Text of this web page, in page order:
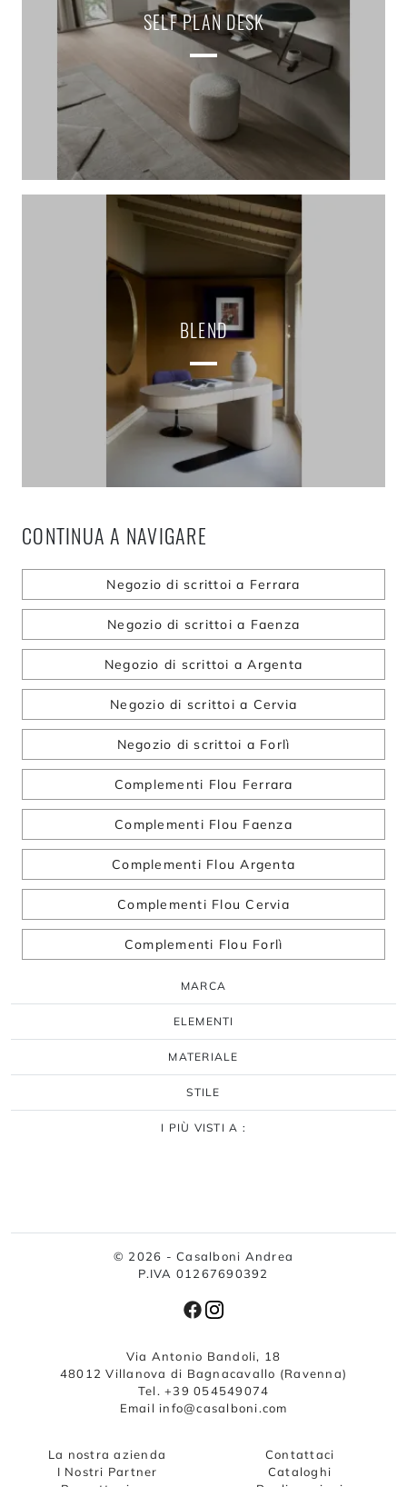
SELF PLAN DESK
BLEND
CONTINUA A NAVIGARE
Negozio di scrittoi a Ferrara
Negozio di scrittoi a Faenza
Negozio di scrittoi a Argenta
Negozio di scrittoi a Cervia
Negozio di scrittoi a Forlì
Complementi Flou Ferrara
Complementi Flou Faenza
Complementi Flou Argenta
Complementi Flou Cervia
Complementi Flou Forlì
MARCA
ELEMENTI
MATERIALE
STILE
I PIÙ VISTI A :
© 2026 - Casalboni Andrea
P.IVA 01267690392
Via Antonio Bandoli, 18
48012 Villanova di Bagnacavallo (Ravenna)
Tel. +39 054549074
Email info@casalboni.com
La nostra azienda
I Nostri Partner
Contattaci
Cataloghi